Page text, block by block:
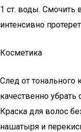
1 ст. воды. Смочить
интенсивно
Косметика
След от
качественно
Краска для волос
нашатыря и